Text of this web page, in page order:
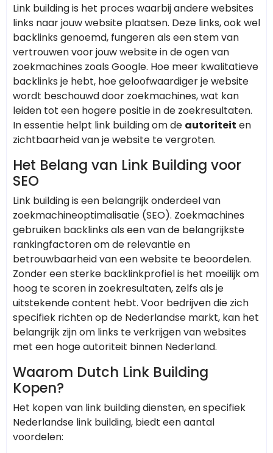
Link building is het proces waarbij andere websites
links naar jouw website plaatsen. Deze links, ook wel
backlinks genoemd, fungeren als een stem van
vertrouwen voor jouw website in de ogen van
zoekmachines zoals Google. Hoe meer kwalitatieve
backlinks je hebt, hoe geloofwaardiger je website
wordt beschouwd door zoekmachines, wat kan
leiden tot een hogere positie in de zoekresultaten.
In essentie helpt link building om de autoriteit en
zichtbaarheid van je website te vergroten.
Het Belang van Link Building voor
SEO
Link building is een belangrijk onderdeel van
zoekmachineoptimalisatie (SEO). Zoekmachines
gebruiken backlinks als een van de belangrijkste
rankingfactoren om de relevantie en
betrouwbaarheid van een website te beoordelen.
Zonder een sterke backlinkprofiel is het moeilijk om
hoog te scoren in zoekresultaten, zelfs als je
uitstekende content hebt. Voor bedrijven die zich
specifiek richten op de Nederlandse markt, kan het
belangrijk zijn om links te verkrijgen van websites
met een hoge autoriteit binnen Nederland.
Waarom Dutch Link Building
Kopen?
Het kopen van link building diensten, en specifiek
Nederlandse link building, biedt een aantal
voordelen: